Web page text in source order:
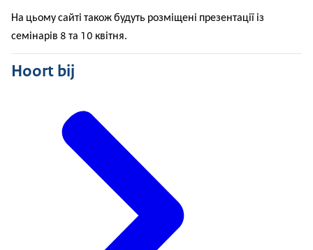
На цьому сайті також будуть розміщені презентації із
семінарів 8 та 10 квітня.
Hoort bij